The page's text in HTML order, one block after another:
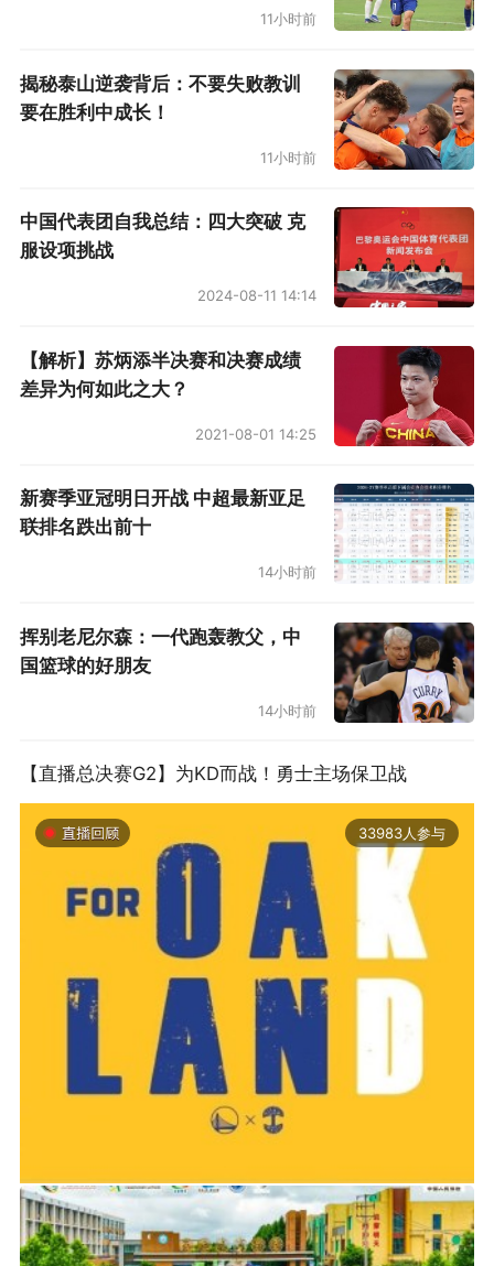
都做到最好。尽力在比赛场上不辜负自己这几年
颖说。在东京奥运会赛场，巩立姣已经凭借一己
之力，提升了女子铅球项目的热度。现在，该女
子标枪的姐姐们乘风破浪了。
11小时前
揭秘泰山逆袭背后：不要失败教训
要在胜利中成长！
11小时前
中国代表团自我总结：四大突破 克
服设项挑战
2024-08-11 14:14
【解析】苏炳添半决赛和决赛成绩
差异为何如此之大？
2021-08-01 14:25
新赛季亚冠明日开战 中超最新亚足
联排名跌出前十
14小时前
挥别老尼尔森：一代跑轰教父，中
国篮球的好朋友
14小时前
【直播总决赛G2】为KD而战！勇士主场保卫战
33983人参与
2019-06-14 01:03